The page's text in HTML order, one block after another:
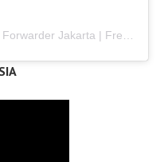
A post shared by Ekspor Impor Forwarder Jakarta | Freight Forwarding Indonesia (@keenamid)